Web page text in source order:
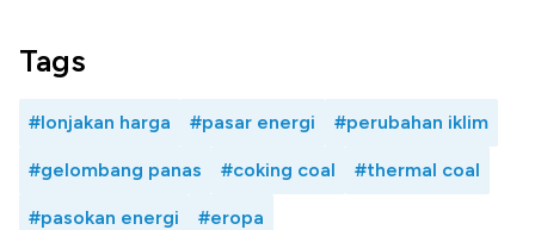
Tags
#lonjakan harga #pasar energi #perubahan iklim
#gelombang panas #coking coal #thermal coal
#pasokan energi #eropa